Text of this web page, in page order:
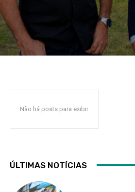
Não há posts para exibir
ÚLTIMAS NOTÍCIAS